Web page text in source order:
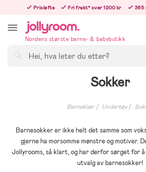
innehållet
Prisløfte Fri frakt* over 1200 kr
365
Nordens største barne- & babybutikk
Sokker
Barneklær Undertøy
Barnesokker er ikke helt det samme som
gjerne ha morsomme mønstre og motiver.
Jollyrooms, så klart, og har derfor sørget for
utvalg av barnesokker!